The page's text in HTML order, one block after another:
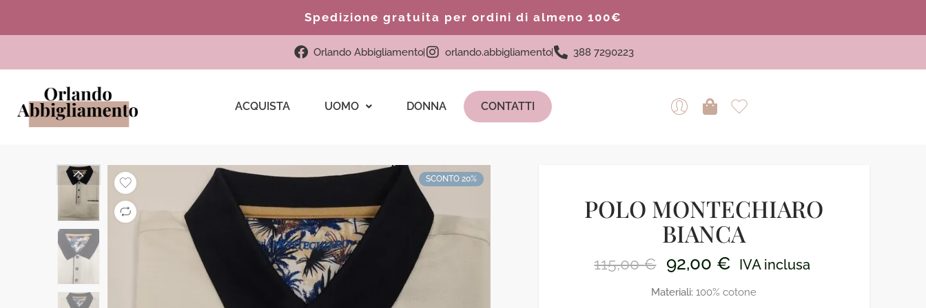
Spedizione gratuita per ordini di almeno 100€
Orlando Abbigliamento orlando.abbigliamento 388 7290223
ACQUISTA UOMO DONNA CONTATTI
SCONTO 20%
POLO MONTECHIARO
BIANCA
115,00€ 92,00 € IVA inclusa
Materiali: 100% cotone